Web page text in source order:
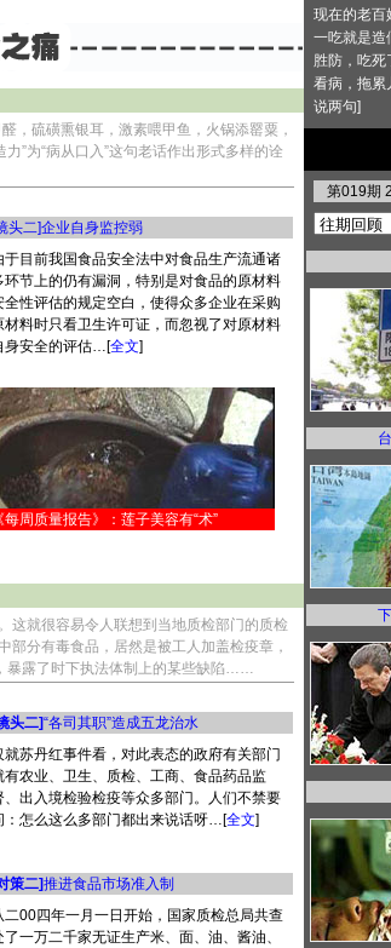
，硫磺熏银耳，激素喂甲鱼，火锅添罂粟，
”为“病从口入”这句老话作出形式多样的诠
头二]企业自身监控弱
于目前我国食品安全法中对食品生产流通诸
环节上的仍有漏洞，特别是对食品的原材料
全性评估的规定空白，使得众多企业在采购
材料时只看卫生许可证，而忽视了对原材料
身安全的评估…[全文]
《每周质量报告》：莲子美容有“术”
这就很容易令人联想到当地质检部门的质检
部分有毒食品，居然是被工人加盖检疫章，
暴露了时下执法体制上的某些缺陷……
头二]“各司其职”造成五龙治水
就苏丹红事件看，对此表态的政府有关部门
有农业、卫生、质检、工商、食品药品监
、出入境检验检疫等众多部门。人们不禁要
：怎么这么多部门都出来说话呀…[全文]
策二]推进食品市场准入制
二00四年一月一日开始，国家质检总局共查
了一万二千家无证生产米、面、油、酱油、
现在的老百
一吃就是造
胜防，吃
看病，拖
说两句]
第019期